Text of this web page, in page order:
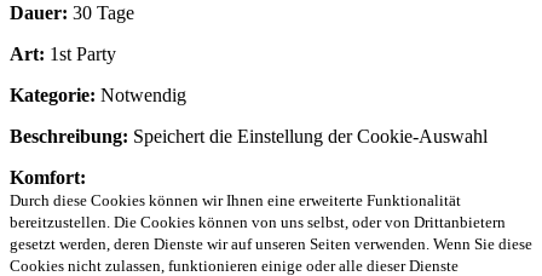
Dauer: 30 Tage
Art: 1st Party
Kategorie: Notwendig
Beschreibung: Speichert die Einstellung der Cookie-Auswahl
Komfort:
Durch diese Cookies können wir Ihnen eine erweiterte Funktionalität
bereitzustellen. Die Cookies können von uns selbst, oder von Drittanbietern
gesetzt werden, deren Dienste wir auf unseren Seiten verwenden. Wenn Sie diese
Cookies nicht zulassen, funktionieren einige oder alle dieser Dienste